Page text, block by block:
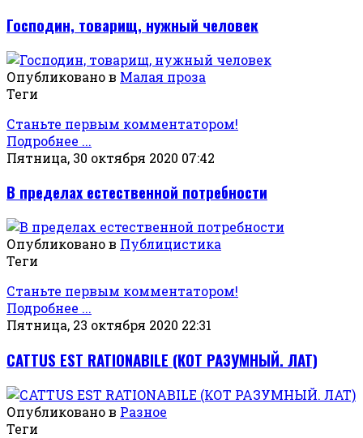
Господин, товарищ, нужный человек
Опубликовано в Малая проза
Теги
Станьте первым комментатором!
Подробнее ...
Пятница, 30 октября 2020 07:42
В пределах естественной потребности
Опубликовано в Публицистика
Теги
Станьте первым комментатором!
Подробнее ...
Пятница, 23 октября 2020 22:31
СATTUS EST RATIONABILE (КОТ РАЗУМНЫЙ. ЛАТ)
Опубликовано в Разное
Теги